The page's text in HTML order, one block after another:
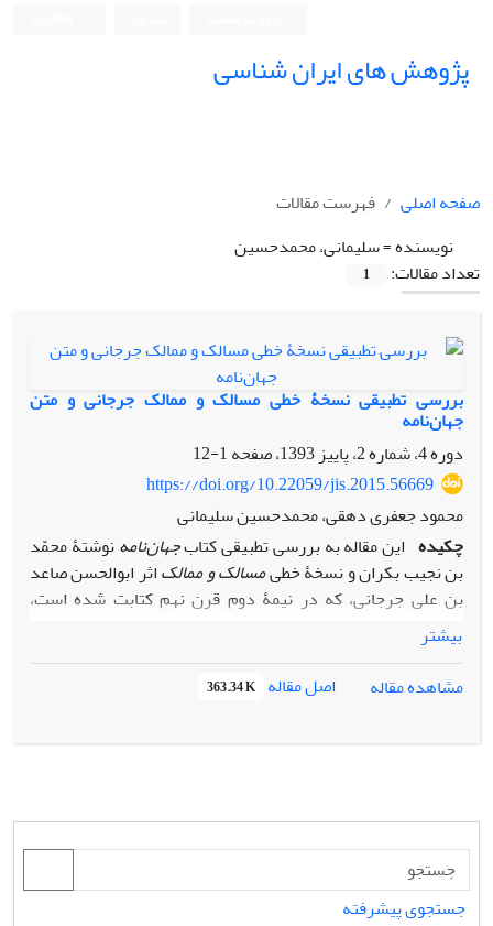
پژوهش های ایران شناسی
صفحه اصلی
فهرست مقالات
نویسنده =سلیمانی، محمدحسین
تعداد مقالات:
1
بررسی تطبیقی نسخۀ خطی مسالک و ممالک جرجانی و متن
جهان‌نامه
دوره 4، شماره 2، پاییز 1393، صفحه
1-12
https://doi.org/10.22059/jis.2015.56669
محمود جعفری دهقی، محمدحسین سلیمانی
چکیده این مقاله به بررسی تطبیقی کتابجهان‌نامهنوشتۀ محمّد
بن نجیب بکران و نسخۀ خطیمسالک و ممالکاثر ابوالحسن صاعد
بن علی جرجانی، که در نیمۀ دوم قرن نهم کتابت شده است،
می‌پردازد. از این بررسی تطبیقی معلوم می شود که جرجانی
بسیاری از مطالب خود را از
سبب بیشتر بودن نسخه‌هایمسالک
می‌توان بعضی اغلاط متن و نسخه‌های
بیشتر
مشاهده مقاله
اصل مقاله 363.34 K
جستجوی پیشرفته